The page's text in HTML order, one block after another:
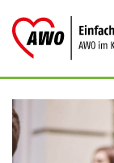
Inhalt
springen